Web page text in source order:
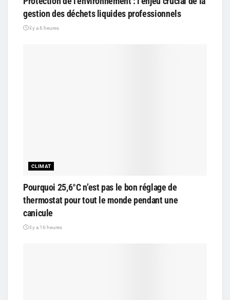
gestion des déchets liquides professionnels
il y a 6 heures
CLIMAT
Pourquoi 25,6°C n’est pas le bon réglage de
thermostat pour tout le monde pendant une
canicule
il y a 16 heures